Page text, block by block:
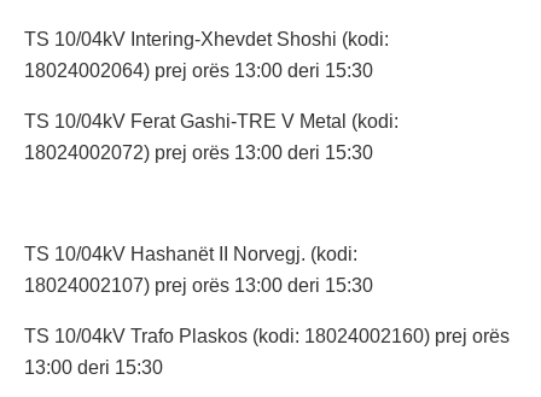
TS 10/04kV Intering-Xhevdet Shoshi (kodi:
18024002064) prej orës 13:00 deri 15:30
TS 10/04kV Ferat Gashi-TRE V Metal (kodi:
18024002072) prej orës 13:00 deri 15:30
TS 10/04kV Hashanët II Norvegj. (kodi:
18024002107) prej orës 13:00 deri 15:30
TS 10/04kV Trafo Plaskos (kodi: 18024002160) prej orës
13:00 deri 15:30